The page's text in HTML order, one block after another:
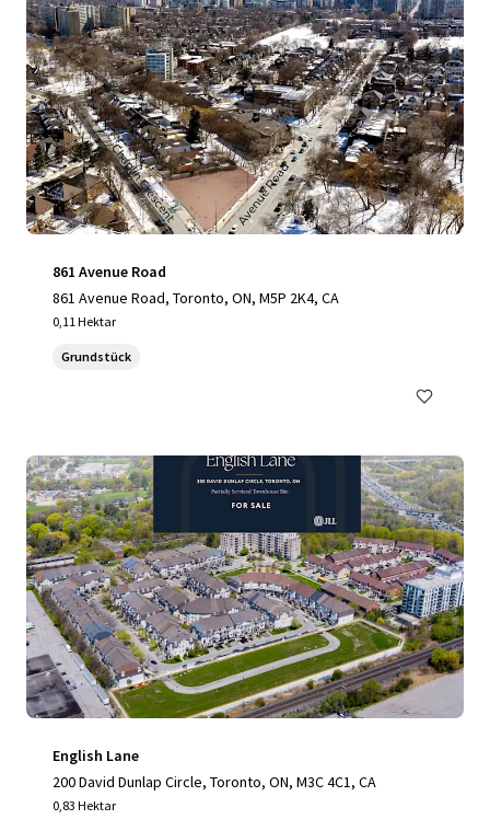
861 Avenue Road
861 Avenue Road, Toronto, ON, M5P 2K4, CA
0,11 Hektar
Grundstück
English Lane
200 David Dunlap Circle, Toronto, ON, M3C 4C1, CA
0,83 Hektar